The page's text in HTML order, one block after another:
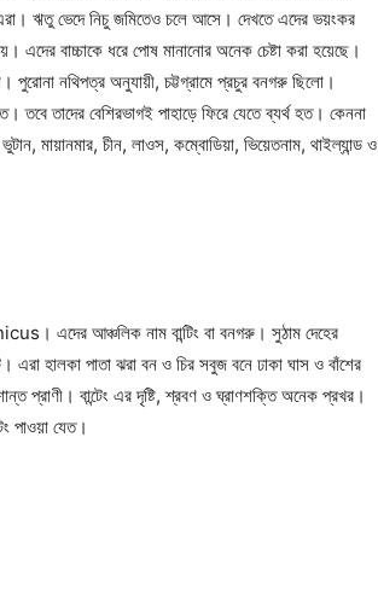
Contact us
Subscription Plans
My account
এরা। ঋতু ভেদে নিচু জমিতেও চলে আসে। দেখতে এদের ভয়ংকর
বাচ্চাকে ধরে পোষ মানানোর অনেক চেষ্টা করা হয়েছে।
পুরোনা নথিপত্র অনুযায়ী, চট্টগ্রামে প্রচুর বনগরু ছিলো।
তাদের বেশিরভাগই পাহাড়ে ফিরে যেতে ব্যর্থ হত। কেননা
মায়ানমার, চীন, লাওস, কম্বোডিয়া, ভিয়েতনাম, থাইল্যান্ড ও
এদের আঞ্চলিক নাম বান্টিং বা বনগরু। সুঠাম দেহের
এরা হালকা পাতা ঝরা বন ও চির সবুজ বনে ঢাকা ঘাস ও বাঁশের
প্রাণী। বান্টেং এর দৃষ্টি, শ্রবণ ও ঘ্রাণশক্তি অনেক প্রখর।
পাওয়া যেত।